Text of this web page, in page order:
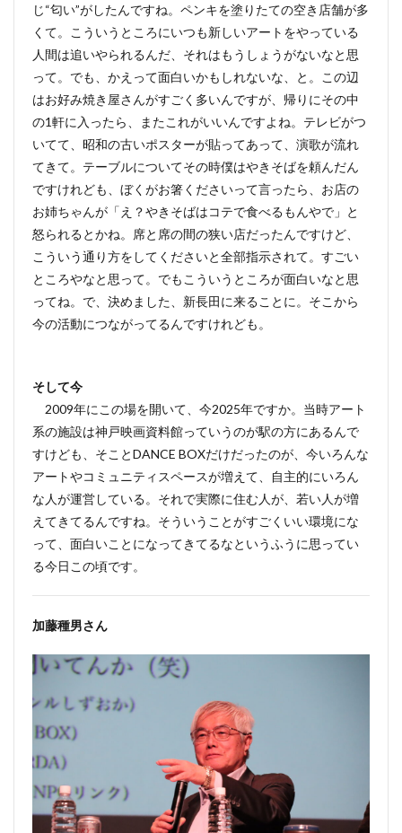
じ“匂い”がしたんですね。ペンキを塗りたての空き店舗が多
くて。こういうところにいつも新しいアートをやっている
人間は追いやられるんだ、それはもうしょうがないなと思
って。でも、かえって面白いかもしれないな、と。この辺
はお好み焼き屋さんがすごく多いんですが、帰りにその中
の1軒に入ったら、またこれがいいんですよね。テレビがつ
いてて、昭和の古いポスターが貼ってあって、演歌が流れ
てきて。テーブルについてその時僕はやきそばを頼んだん
ですけれども、ぼくがお箸くださいって言ったら、お店の
お姉ちゃんが「え？やきそばはコテで食べるもんやで」と
怒られるとかね。席と席の間の狭い店だったんですけど、
こういう通り方をしてくださいと全部指示されて。すごい
ところやなと思って。でもこういうところが面白いなと思
ってね。で、決めました、新長田に来ることに。そこから
今の活動につながってるんですけれども。
そして今
2009年にこの場を開いて、今2025年ですか。当時アート
系の施設は神戸映画資料館っていうのが駅の方にあるんで
すけども、そことDANCE BOXだけだったのが、今いろんな
アートやコミュニティスペースが増えて、自主的にいろん
な人が運営している。それで実際に住む人が、若い人が増
えてきてるんですね。そういうことがすごくいい環境にな
って、面白いことになってきてるなというふうに思ってい
る今日この頃です。
加藤種男さん